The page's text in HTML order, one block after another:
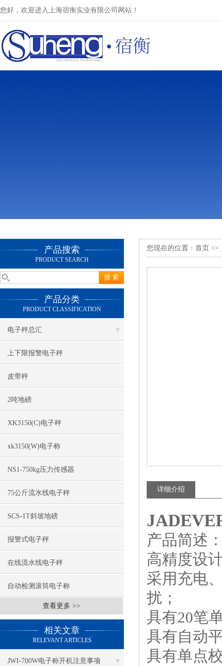
您好，欢迎进入上海宿衡实业有限公司网站！
产品搜索
PRODUCT SEARCH
产品分类
PRODUCT CLASSIFICATION
电子秤总汇
上下限报警电子秤
皮带秤
2吨地磅
XK3150(C)电子秤
xk3150(W)电子称
NS1-750kg压力传感器
75公斤流水线电子秤
SCS-1T斜坡地磅
报警式电子秤
在线流水线电子秤
自动检测滚筒电子称
查看更多 >>
相关文章
RELEVANT ARTICLES
JWI-700W电子称开机注意事项
您现在的位置： 首页 >>
详细介绍
产品简述
高精度设
采用充电
扰；
具有20笔
具有自动
具有单点